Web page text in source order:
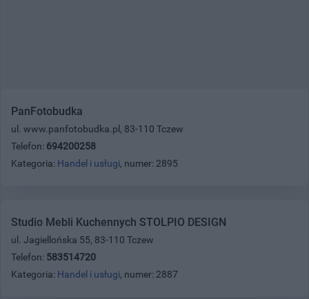
PanFotobudka
ul. www.panfotobudka.pl, 83-110 Tczew
Telefon: 694200258
Kategoria: Handel i usługi, numer: 2895
Studio Mebli Kuchennych STOLPIO DESIGN
ul. Jagiellońska 55, 83-110 Tczew
Telefon: 583514720
Kategoria: Handel i usługi, numer: 2887